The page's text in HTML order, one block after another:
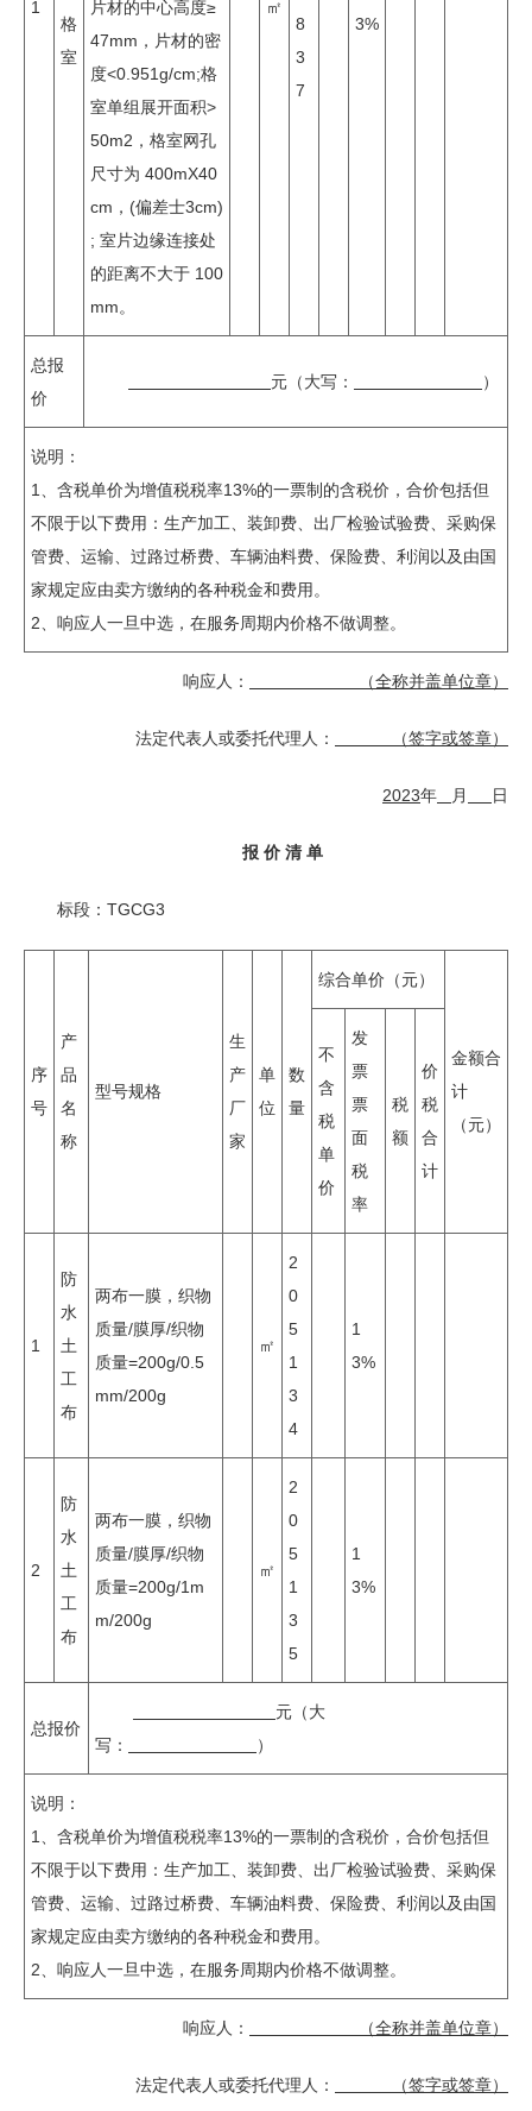
1
格
室
片材的中心高度≥
47mm，片材的密
度<0.951g/cm;格
室单组展开面积>
50m2，格室网孔
尺寸为 400mX40
cm，(偏差士3cm)
; 室片边缘连接处
的距离不大于 100
mm。
㎡
8
3
7
3%
总报
价
元（大写： ）
说明：
1、含税单价为增值税税率13%的一票制的含税价，合价包括但
不限于以下费用：生产加工、装卸费、出厂检验试验费、采购保
管费、运输、过路过桥费、车辆油料费、保险费、利润以及由国
家规定应由卖方缴纳的各种税金和费用。
2、响应人一旦中选，在服务周期内价格不做调整。
响应人： （全称并盖单位章）
法定代表人或委托代理人： （签字或签章）
2023年 月 日
报 价 清 单
标段：TGCG3
序
号
产
品
名
称
型号规格
生
产
厂
家
单
位
数
量
综合单价（元）
金额合
计
（元）
不
含
税
单
价
发
票
票
面
税
率
税
额
价
税
合
计
1
防
水
土
工
布
两布一膜，织物
质量/膜厚/织物
质量=200g/0.5
mm/200g
㎡
2
0
5
1
3
4
1
3%
2
防
水
土
工
布
两布一膜，织物
质量/膜厚/织物
质量=200g/1m
m/200g
㎡
2
0
5
1
3
5
1
3%
总报价
元（大
写：
）
说明：
1、含税单价为增值税税率13%的一票制的含税价，合价包括但
不限于以下费用：生产加工、装卸费、出厂检验试验费、采购保
管费、运输、过路过桥费、车辆油料费、保险费、利润以及由国
家规定应由卖方缴纳的各种税金和费用。
2、响应人一旦中选，在服务周期内价格不做调整。
响应人： （全称并盖单位章）
法定代表人或委托代理人： （签字或签章）